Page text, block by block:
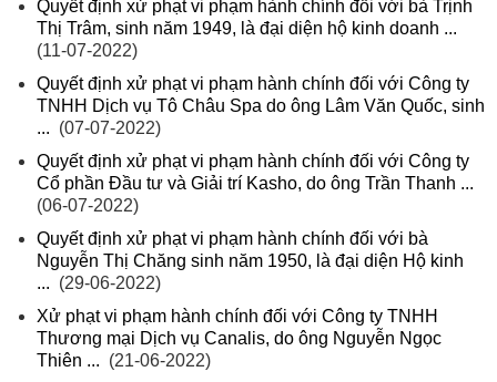
Quyết định xử phạt vi phạm hành chính đối với bà Trịnh
Thị Trâm, sinh năm 1949, là đại diện hộ kinh doanh ...
(11-07-2022)
Quyết định xử phạt vi phạm hành chính đối với Công ty
TNHH Dịch vụ Tô Châu Spa do ông Lâm Văn Quốc, sinh
... (07-07-2022)
Quyết định xử phạt vi phạm hành chính đối với Công ty
Cổ phần Đầu tư và Giải trí Kasho, do ông Trần Thanh ...
(06-07-2022)
Quyết định xử phạt vi phạm hành chính đối với bà
Nguyễn Thị Chăng sinh năm 1950, là đại diện Hộ kinh
... (29-06-2022)
Xử phạt vi phạm hành chính đối với Công ty TNHH
Thương mại Dịch vụ Canalis, do ông Nguyễn Ngọc
Thiên ... (21-06-2022)